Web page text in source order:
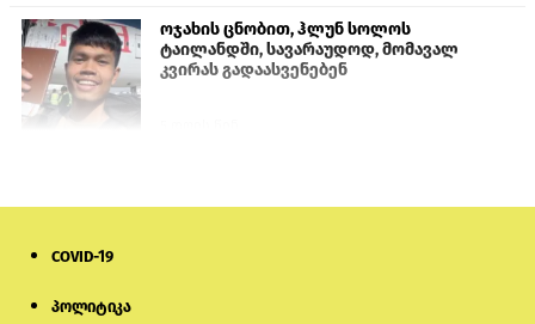
ოჯახის ცნობით, ჰლუნ სოლოს
ტაილანდში, სავარაუდოდ, მომავალ
კვირას გადაასვენებენ
COVID-19
პოლიტიკა